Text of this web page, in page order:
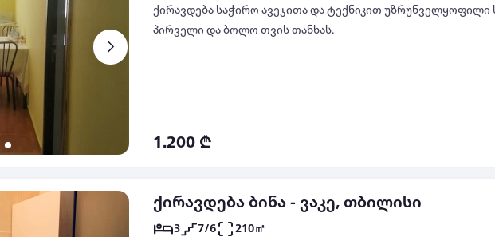
ქირავდება საჭირო ავეჯითა და ტექნიკით უზრუნველყოფილი
პირველი და ბოლო თვის თანხას.
1.200 ₾
ქირავდება ბინა - ვაკე, თბილისი
3 7/6 210㎡